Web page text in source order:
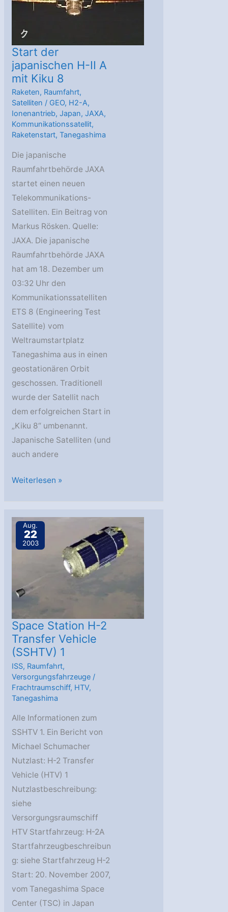
Start der
japanischen H-II A
mit Kiku 8
Raketen, Raumfahrt,
Satelliten / GEO, H2-A,
Ionenantrieb,Japan,JAXA,
Kommunikationssatellit,
Raketenstart,Tanegashima
Die japanische
Raumfahrtbehörde JAXA
startet einen neuen
Telekommunikations-
Satelliten. Ein Beitrag von
Markus Rösken. Quelle:
JAXA. Die japanische
Raumfahrtbehörde JAXA
hat am 18. Dezember um
03:32 Uhr den
Kommunikationssatelliten
ETS 8 (Engineering Test
Satellite) vom
Weltraumstartplatz
Tanegashima aus in einen
geostationären Orbit
geschossen. Traditionell
wurde der Satellit nach
dem erfolgreichen Start in
„Kiku 8“ umbenannt.
Japanische Satelliten (und
auch andere
Start
H-
A
8
Weiterlesen »
Aug.
22
2003
Space Station H-2
Transfer Vehicle
(SSHTV) 1
ISS, Raumfahrt,
Versorgungsfahrzeuge /
Frachtraumschiff, HTV,
Tanegashima
Alle Informationen zum
SSHTV 1. Ein Bericht von
Michael Schumacher
Nutzlast: H-2 Transfer
Vehicle (HTV) 1
Nutzlastbeschreibung:
siehe
Versorgungsraumschiff
HTV Startfahrzeug: H-2A
Startfahrzeugbeschreibun
g: siehe Startfahrzeug H-2
Start: 20. November 2007,
vom Tanegashima Space
Center (TSC) in Japan